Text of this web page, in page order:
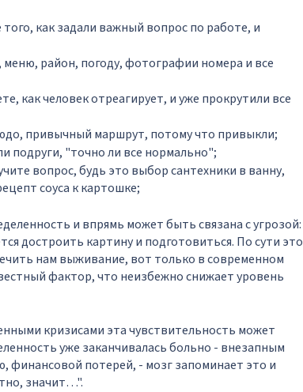
как задали важный вопрос по работе, и
район, погоду, фотографии номера и все
как человек отреагирует, и уже прокрутили все
привычный маршрут, потому что привыкли;
подруги, "точно ли все нормально";
вопрос, будь это выбор сантехники в ванну,
соуса к картошке;
и впрямь может быть связана с угрозой:
достроить картину и подготовиться. По сути это
нам выживание, вот только в современном
фактор, что неизбежно снижает уровень
кризисами эта чувствительность может
уже заканчивалась больно - внезапным
финансовой потерей, - мозг запоминает это и
значит…".